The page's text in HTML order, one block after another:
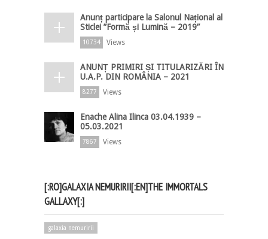
Anunț participare la Salonul Național al
Sticlei ”Formă și Lumină – 2019”
10734 Views
ANUNȚ PRIMIRI ȘI TITULARIZĂRI ÎN
U.A.P. DIN ROMÂNIA – 2021
8277 Views
Enache Alina Ilinca 03.04.1939 –
05.03.2021
7867 Views
[:RO]GALAXIA NEMURIRII[:EN]THE IMMORTALS
GALLAXY[:]
galaxia nemuririi